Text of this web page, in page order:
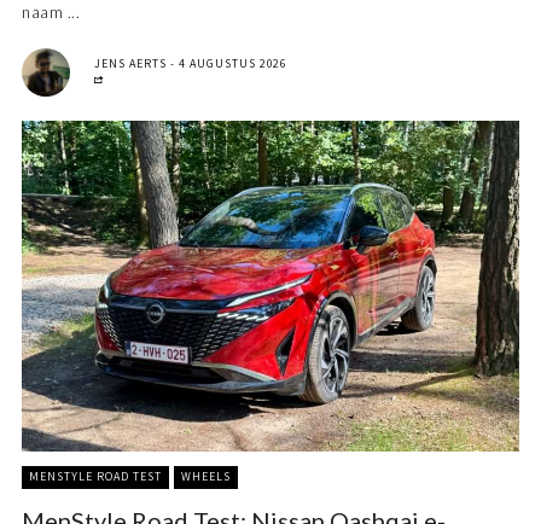
naam ...
JENS AERTS 4 AUGUSTUS 2026
MENSTYLE ROAD TEST WHEELS